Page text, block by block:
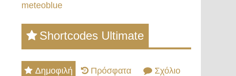
meteoblue
Shortcodes Ultimate
Δημοφιλή Πρόσφατα Σχόλιο